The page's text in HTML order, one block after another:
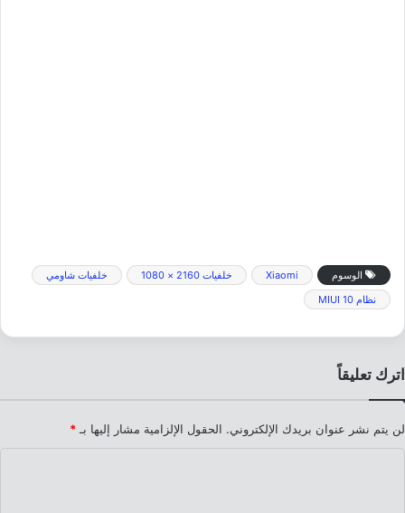
الوسوم Xiaomi خلفيات 2160 × 1080
خلفيات شاومي
نظام MIUI 10
اترك تعليقاً
لن يتم نشر عنوان بريدك الإلكتروني. الحقول الإلزامية مشار إليها بـ *